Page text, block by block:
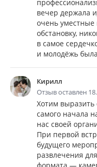
вечер держала
очень уместные
обстановку,
в самое
и молодёжь
Кирилл
Отзыв оставлен
Хотим выразить
самого начала
нас своей
При первой
будущего
развлечения